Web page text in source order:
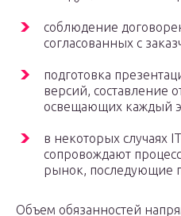
соблюдение
согласованных с
подготовка
версий, составление
освещающих каждый
в некоторых случаях
сопровождают
рынок, последующие
Объем обязанностей